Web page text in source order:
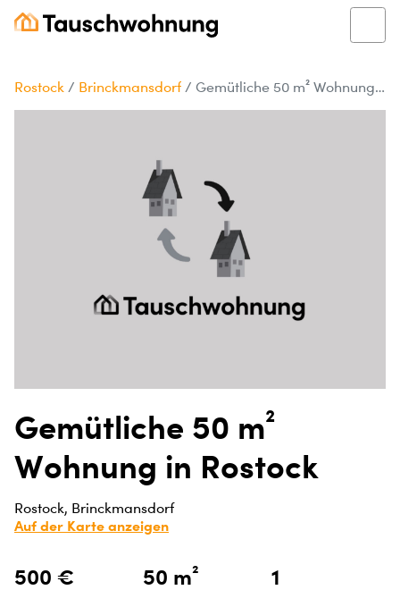
Rostock / Brinckmansdorf / Gemütliche 50 m² Wohnung in Rostock
Gemütliche 50 m²
Wohnung in Rostock
Rostock, Brinckmansdorf
Auf der Karte anzeigen
500 € 50 m² 1